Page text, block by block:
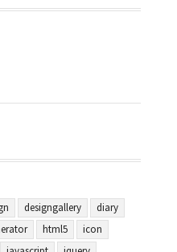
designgallery
diary
html5
icon